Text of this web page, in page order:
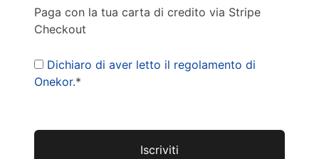
Paga con la tua carta di credito via Stripe
Checkout
Dichiaro di aver letto il regolamento di
Onekor.*
Valore mancante